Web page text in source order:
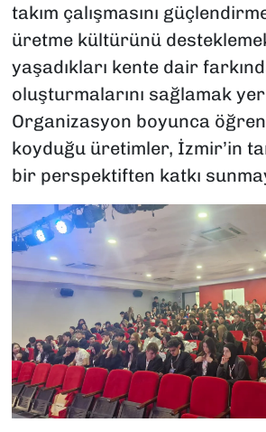
takım çalışmasını
üretme kültürünü
yaşadıkları kente dair
oluşturmalarını sağlamak yer
Organizasyon boyunca
koyduğu üretimler, İzmir’in
bir perspektiften katkı